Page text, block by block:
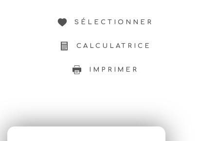
SÉLECTIONNER
CALCULATRICE
IMPRIMER